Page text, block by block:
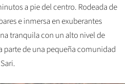
a pie del centro. Rodeada de
e inmersa en exuberantes
tranquila con un alto nivel de
parte de una pequeña comunidad